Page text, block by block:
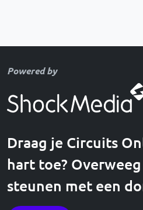
Powered by
Draag je Circuits
hart toe?
steunen met een